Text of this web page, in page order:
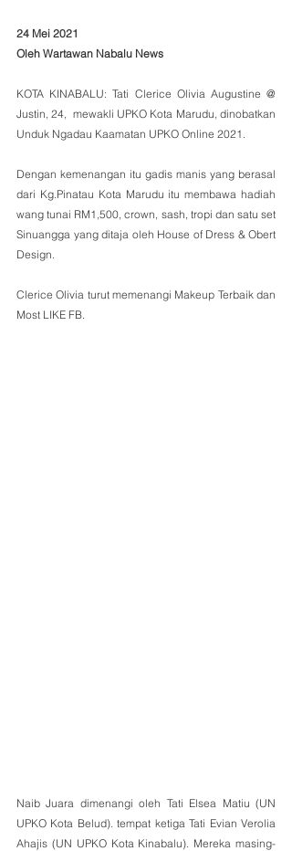
24 Mei 2021
Oleh Wartawan Nabalu News
KOTA KINABALU: Tati Clerice Olivia Augustine @
Justin, 24,  mewakli UPKO Kota Marudu, dinobatkan
Unduk Ngadau Kaamatan UPKO Online 2021.
Dengan kemenangan itu gadis manis yang berasal
dari Kg.Pinatau Kota Marudu itu membawa hadiah
wang tunai RM1,500, crown, sash, tropi dan satu set
Sinuangga yang ditaja oleh House of Dress & Obert
Design.
Clerice Olivia turut memenangi Makeup Terbaik dan
Most LIKE FB.
Naib Juara dimenangi oleh Tati Elsea Matiu (UN
UPKO Kota Belud). tempat ketiga Tati Evian Verolia
Ahajis (UN UPKO Kota Kinabalu). Mereka masing-